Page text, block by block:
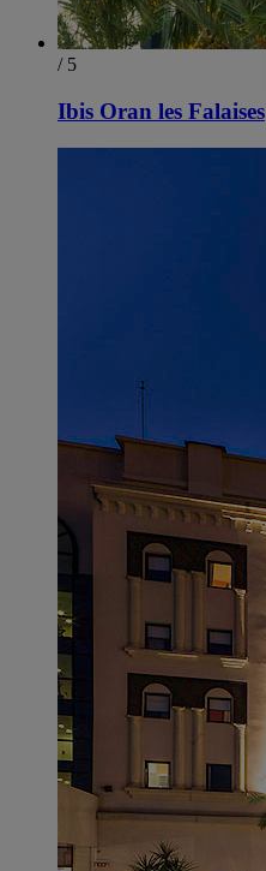
/ 5
Ibis Oran les Falaises